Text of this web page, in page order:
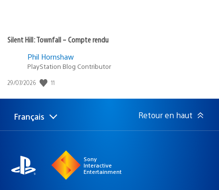
Silent Hill: Townfall – Compte rendu
Phil Hornshaw
PlayStation Blog Contributor
Date
publication
29/07/2026 11
Choisir
une
Région
actuelle
Français Retour en haut
Sony
Interactive
Entertainment